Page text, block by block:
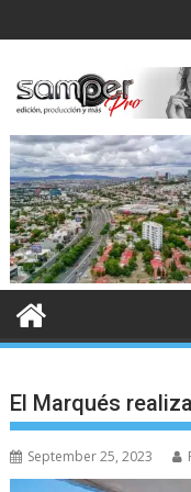
to
El Marqués
September 25, 2023